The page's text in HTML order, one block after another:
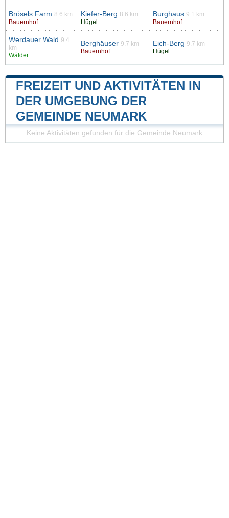
Brösels Farm 8.6 km
Bauernhof
Kiefer-Berg 8.6 km
Hügel
Burghaus 9.1 km
Bauernhof
Werdauer Wald 9.4
km
Wälder
Berghäuser 9.7 km
Bauernhof
Eich-Berg 9.7 km
Hügel
FREIZEIT UND AKTIVITÄTEN IN
DER UMGEBUNG DER
GEMEINDE NEUMARK
Keine Aktivitäten gefunden für die Gemeinde Neumark